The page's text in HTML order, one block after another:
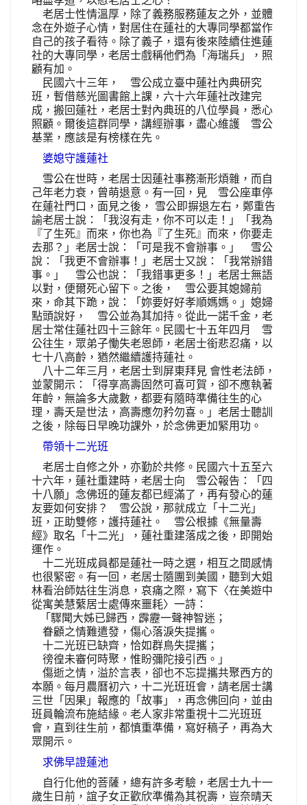
老居士性情溫厚，除了義務服務蓮友之外，並體
念在外遊子心情，對居住在蓮社的大專同學都當作
自己的孩子看待。除了義子，還有後來陸續住進蓮
社的大專同學，老居士戲稱他們為「海瑞兵」，照
顧有加。
民國六十三年， 雪公成立臺中蓮社內典研究
班，暫借慈光圖書館上課，六十六年蓮社改建完
成，搬回蓮社，老居士對內典班的八位學員，悉心
照顧。爾後這群同學，講經辦事，盡心維護 雪公
基業，應該是有榜樣在先。
婆媳守護蓮社
雪公在世時，老居士因蓮社事務漸形煩雜，而自
己年老力衰，曾萌退意。有一回，見 雪公座車停
在蓮社門口，面見之後， 雪公即摒退左右，鄭重告
諭老居士說：「我沒有走，你不可以走！」「我為
『了生死』而來，你也為『了生死』而來，你要走
去那？」老居士說：「可是我不會辦事。」 雪公
說：「我更不會辦事！」老居士又說：「我常辦錯
事。」 雪公也說：「我錯事更多！」老居士無語
以對，便爾死心留下。之後， 雪公要其媳婦前
來，命其下跪，說：「妳要好好孝順媽媽。」媳婦
點頭說好， 雪公並為其加持。從此一諾千金，老
居士常住蓮社四十三餘年。民國七十五年四月 雪
公往生，眾弟子慟失老恩師，老居士銜悲忍痛，以
七十八高齡，猶然繼續護持蓮社。
八十二年三月，老居士到屏東拜見 會性老法師，
並蒙開示：「得享高壽固然可喜可賀，卻不應執著
年齡，無論多大歲數，都要有隨時準備往生的心
理，壽夭是世法，高壽應勿矜勿喜。」老居士聽訓
之後，除每日早晚功課外，於念佛更加緊用功。
帶領十二光班
老居士自修之外，亦勤於共修。民國六十五至六
十六年，蓮社重建時，老居士向 雪公報告：「四
十八願」念佛班的蓮友都已經滿了，再有發心的蓮
友要如何安排？ 雪公說，那就成立「十二光」
班，正助雙修，護持蓮社。 雪公根據《無量壽
經》取名「十二光」，蓮社重建落成之後，即開始
運作。
十二光班成員都是蓮社一時之選，相互之間感情
也很緊密。有一回，老居士隨團到美國，聽到大姐
林看治師姑往生消息，哀痛之際，寫下〈在美遊中
從寓美慧蘩居士處傳來噩耗〉一詩：
「驟聞大姊已歸西，霹靂一聲神智迷；
眷顧之情難遣發，傷心落淚失提攜。
十二光班已缺齊，恰如群鳥失提攜；
徬徨未審何時聚，惟盼彌陀接引西。」
傷逝之情，溢於言表，卻也不忘提攜共聚西方的
本願。每月農曆初六，十二光班班會，請老居士講
三世「因果」報應的「故事」，再念佛回向，並由
班員輪流布施結緣。老人家非常重視十二光班班
會，直到往生前，都慎重準備，寫好稿子，再為大
眾開示。
求佛早證蓮池
自行化他的菩薩，總有許多考驗，老居士九十一
歲生日前，誼子女正歡欣準備為其祝壽，豈奈晴天